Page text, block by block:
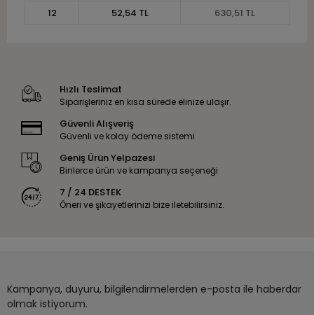
12
52,54 TL 630,51 TL
Hızlı Teslimat
Siparişleriniz en kısa sürede elinize ulaşır.
Güvenli Alışveriş
Güvenli ve kolay ödeme sistemi
Geniş Ürün Yelpazesi
Binlerce ürün ve kampanya seçeneği
7 / 24 DESTEK
Öneri ve şikayetlerinizi bize iletebilirsiniz.
Kampanya, duyuru, bilgilendirmelerden e-posta ile haberdar
olmak istiyorum.